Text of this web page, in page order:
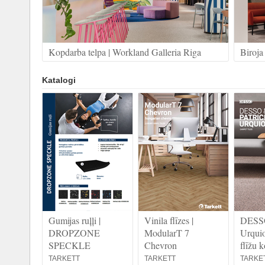
Kopdarba telpa | Workland Galleria Riga Biroja
Katalogi
Gumijas ruļļi |
DROPZONE
SPECKLE
TARKETT
Vinila flīzes |
ModularT 7
Chevron
TARKETT
flīžu